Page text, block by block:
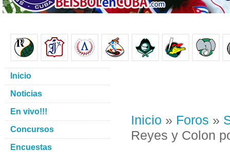
Inicio » Foros »
Reyes y Colon
Inicio
Noticias
En vivo!!!
Concursos
Encuestas